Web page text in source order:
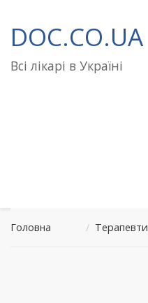
до
вмісту
DOC.CO.UA
Всі лікарі в Україні
Головна / Терапевти